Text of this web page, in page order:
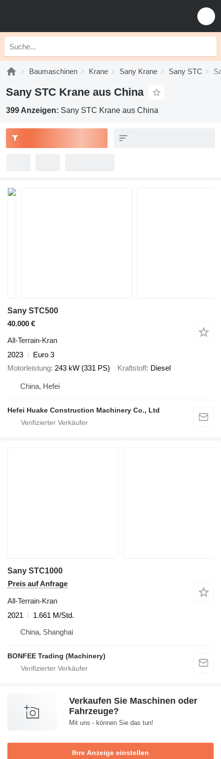
Baumaschinen Krane Sany Krane Sany STC
Sany STC Krane aus China
399 Anzeigen: Sany STC Krane aus China
Sany STC500
40.000 €
All-Terrain-Kran
2023
Euro 3
Motorleistung 243 kW (331 PS) Kraftstoff Diesel
China, Hefei
Hefei Huake Construction Machinery Co., Ltd
Sany STC1000
Preis auf Anfrage
All-Terrain-Kran
2021
1.661 M/Std.
China, Shanghai
BONFEE Trading (Machinery)
Verkaufen Sie Maschinen oder
Fahrzeuge?
Mit uns - können Sie das tun!
Ihre Anzeige einstellen